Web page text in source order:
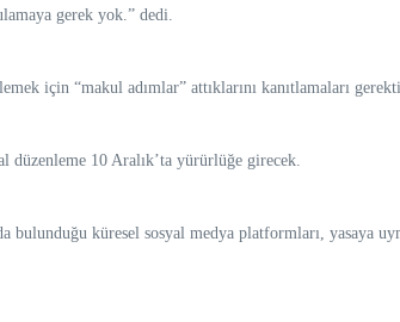
gerek yok.” dedi.
için “makul adımlar” attıklarını kanıtlamaları
düzenleme 10 Aralık’ta yürürlüğe girecek.
küresel sosyal medya platformları, yasaya